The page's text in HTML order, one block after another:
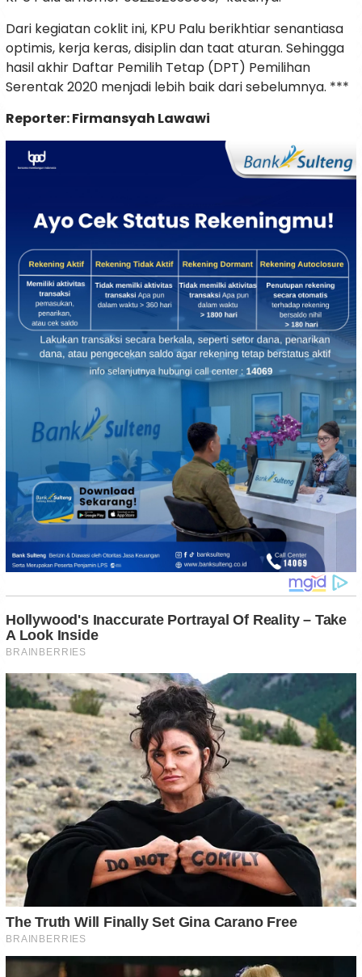
Dari kegiatan coklit ini, KPU Palu berikhtiar senantiasa
optimis, kerja keras, disiplin dan taat aturan. Sehingga
hasil akhir Daftar Pemilih Tetap (DPT) Pemilihan
Serentak 2020 menjadi lebih baik dari sebelumnya. ***
Reporter: Firmansyah Lawawi